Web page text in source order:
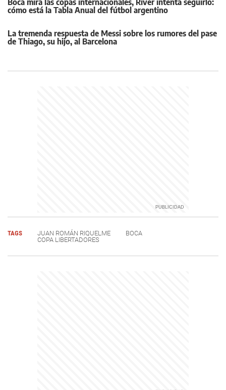
Boca mira las copas internacionales, River intenta seguirlo:
cómo está la Tabla Anual del fútbol argentino
La tremenda respuesta de Messi sobre los rumores del pase
de Thiago, su hijo, al Barcelona
TAGS JUAN ROMÁN RIQUELME
BOCA
COPA LIBERTADORES